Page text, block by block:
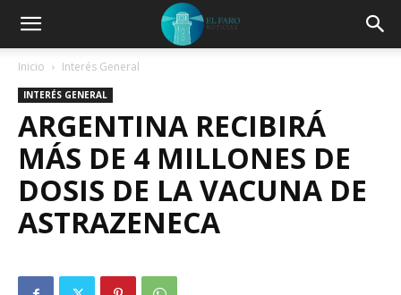
Inicio Interés General
INTERÉS GENERAL
ARGENTINA RECIBIRÁ
MÁS DE 4 MILLONES DE
DOSIS DE LA VACUNA DE
ASTRAZENECA